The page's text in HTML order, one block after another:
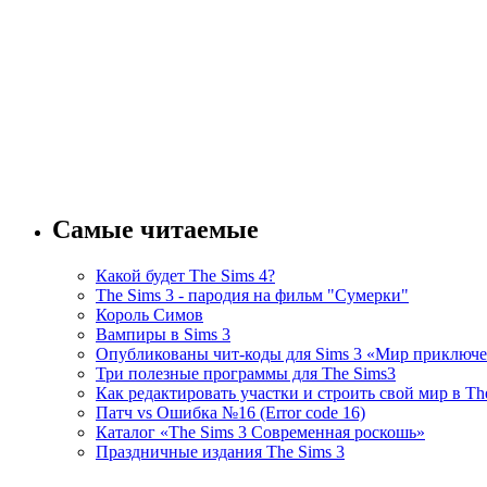
Самые читаемые
Какой будет The Sims 4?
The Sims 3 - пародия на фильм "Сумерки"
Король Симов
Вампиры в Sims 3
Опубликованы чит-коды для Sims 3 «Мир
Три полезные программы для The Sims3
Как редактировать участки и строить свой мир в
Патч vs Ошибка №16 (Error code 16)
Каталог «The Sims 3 Современная роскошь»
Праздничные издания The Sims 3